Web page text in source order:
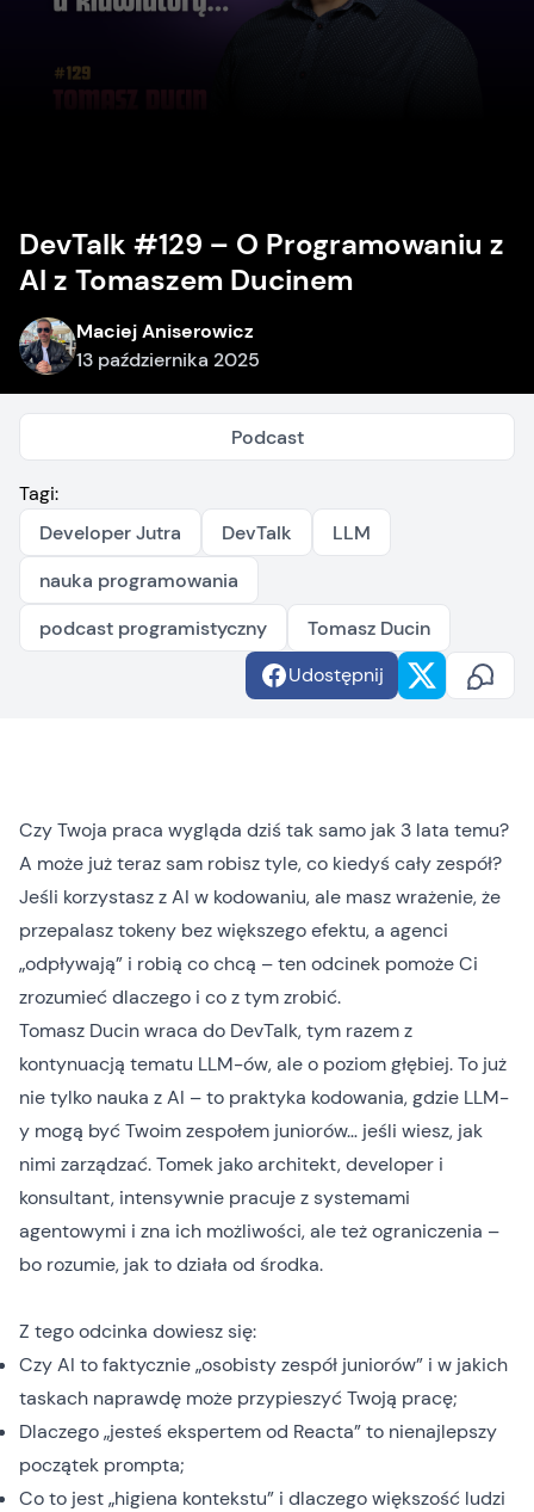
DevTalk #129 – O Programowaniu z
AI z Tomaszem Ducinem
Maciej Aniserowicz
13 października 2025
Podcast
Tagi:
Developer Jutra
DevTalk
LLM
nauka programowania
podcast programistyczny
Tomasz Ducin
Udostępnij
Czy Twoja praca wygląda dziś tak samo jak 3 lata temu?
A może już teraz sam robisz tyle, co kiedyś cały zespół?
Jeśli korzystasz z AI w kodowaniu, ale masz wrażenie, że
przepalasz tokeny bez większego efektu, a agenci
„odpływają” i robią co chcą – ten odcinek pomoże Ci
zrozumieć dlaczego i co z tym zrobić.
Tomasz Ducin wraca do DevTalk, tym razem z
kontynuacją tematu LLM-ów, ale o poziom głębiej. To już
nie tylko nauka z AI – to praktyka kodowania, gdzie LLM-
y mogą być Twoim zespołem juniorów… jeśli wiesz, jak
nimi zarządzać. Tomek jako architekt, developer i
konsultant, intensywnie pracuje z systemami
agentowymi i zna ich możliwości, ale też ograniczenia –
bo rozumie, jak to działa od środka.
Z tego odcinka dowiesz się:
Czy AI to faktycznie „osobisty zespół juniorów” i w jakich
taskach naprawdę może przypieszyć Twoją pracę;
Dlaczego „jesteś ekspertem od Reacta” to nienajlepszy
początek prompta;
Co to jest „higiena kontekstu” i dlaczego większość ludzi